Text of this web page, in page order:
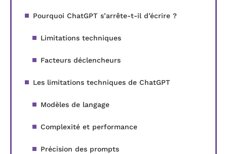
Pourquoi ChatGPT s’arrête-t-il d’écrire ?
Limitations techniques
Facteurs déclencheurs
Les limitations techniques de ChatGPT
Modèles de langage
Complexité et performance
Précision des prompts